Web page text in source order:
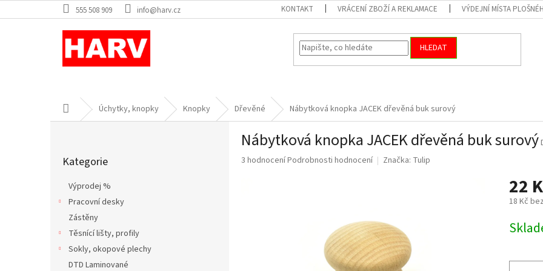
na
555 508 909 info@harv.cz KONTAKT VRÁCENÍ ZBOŽÍ A REKLAMACE VÝDEJNÍ MÍSTA
HLEDAT
Domů Úchytky, knopky Knopky Dřevěné Nábytková knopka JACEK dřevěná buk surový
kategorie
Kategorie
Výprodej %
Pracovní desky
Zástěny
Těsnící lišty, profily
Sokly, okopové plechy
DTD Laminované
Nábytková knopka JACEK dřevěná buk surový
Průměrné
3 hodnoceníPodrobnosti hodnocení Značka: Tulip
22
18 Kč
cena: